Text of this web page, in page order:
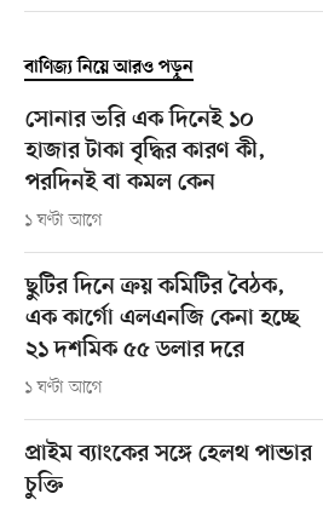
বাণিজ্য নিয়ে আরও পড়ুন
সোনার ভরি এক দিনেই ১০
হাজার টাকা বৃদ্ধির কারণ কী,
পরদিনই বা কমল কেন
১ ঘণ্টা আগে
ছুটির দিনে ক্রয় কমিটির বৈঠক,
এক কার্গো এলএনজি কেনা হচ্ছে
২১ দশমিক ৫৫ ডলার দরে
১ ঘণ্টা আগে
প্রাইম ব্যাংকের সঙ্গে হেলথ পান্ডার
চুক্তি